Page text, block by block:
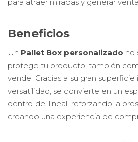
Beneficios
Un Pallet Box personalizado no
protege tu producto: también
vende. Gracias a su gran
versatilidad, se convierte en un
dentro del lineal, reforzando la
creando una experiencia de